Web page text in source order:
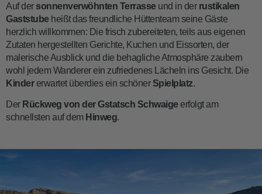
Auf der sonnenverwöhnten Terrasseund in der rustikalen
Gaststubeheißt das freundliche Hüttenteam seine Gäste
herzlich willkommen: Die frisch zubereiteten, teils aus eigenen
Zutaten hergestellten Gerichte, Kuchen und Eissorten, der
malerische Ausblick und die behagliche Atmosphäre zaubern
wohl jedem Wanderer ein zufriedenes Lächeln ins Gesicht. Die
Kindererwartet überdies ein schönerSpielplatz.
Der Rückweg von der Gstatsch Schwaigeerfolgt am
schnellsten auf dem Hinweg.